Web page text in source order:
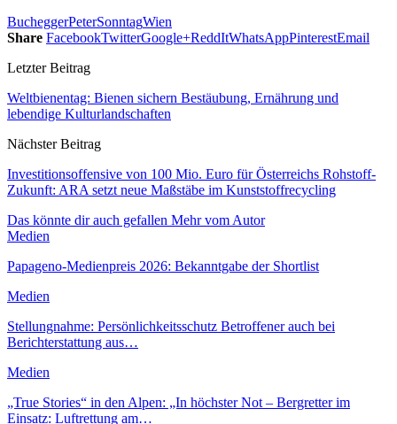
BucheggerPeterSonntagWien
Share FacebookTwitterGoogle+ReddItWhatsAppPinterestEmail
Letzter Beitrag
Weltbienentag: Bienen sichern Bestäubung, Ernährung und
lebendige Kulturlandschaften
Nächster Beitrag
Investitionsoffensive von 100 Mio. Euro für Österreichs Rohstoff-
Zukunft: ARA setzt neue Maßstäbe im Kunststoffrecycling
Das könnte dir auch gefallen Mehr vom Autor
Medien
Papageno-Medienpreis 2026: Bekanntgabe der Shortlist
Medien
Stellungnahme: Persönlichkeitsschutz Betroffener auch bei
Berichterstattung aus…
Medien
„True Stories“ in den Alpen: „In höchster Not – Bergretter im
Einsatz: Luftrettung am…